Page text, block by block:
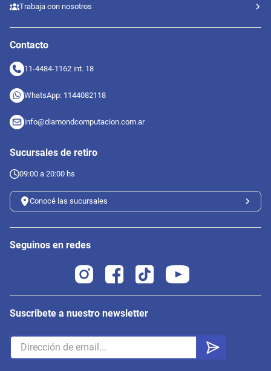
Trabaja con nosotros
Contacto
11-4484-1162 int. 18
WhatsApp: 1144082118
info@diamondcomputacion.com.ar
Sucursales de retiro
09:00 a 20:00 hs
Conocé las sucursales
Seguinos en redes
Suscribete a nuestro newsletter